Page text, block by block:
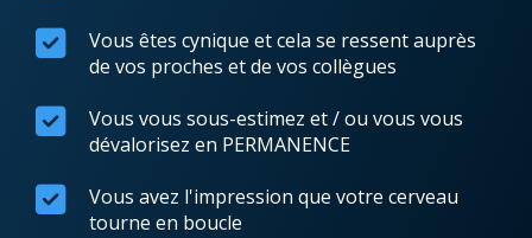
Vous êtes cynique et cela se ressent auprès
de vos proches et de vos collègues
Vous vous sous-estimez et / ou vous vous
dévalorisez en PERMANENCE
Vous avez l'impression que votre cerveau
tourne en boucle